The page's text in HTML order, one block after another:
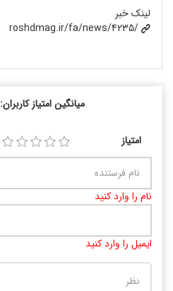
لینک خبر
roshdmag.ir/fa/news/4235/
میانگین امتیاز کاربران: 0.0 (0 رای)
امتیاز
نام را وارد کنید
ایمیل را وارد کنید